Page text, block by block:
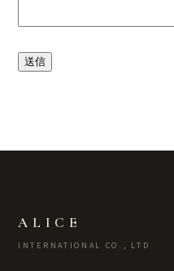
ALICE
INTERNATIONAL CO., LTD